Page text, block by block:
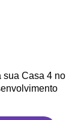
sua Casa 4 no